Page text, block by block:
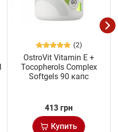
(2)
OstroVit Vitamin E +
Tocopherols Complex
Softgels 90 капс
413 грн
Купить